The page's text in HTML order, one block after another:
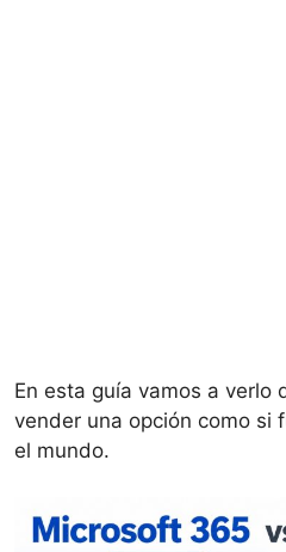
En esta guía vamos a verlo
vender una opción como si
el mundo.